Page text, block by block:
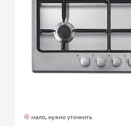
мало, нужно уточнить